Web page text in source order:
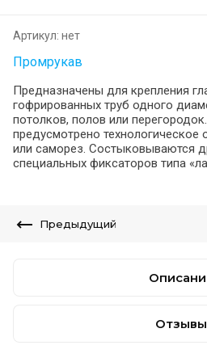
Артикул: нет
Промрукав
Предназначены для крепления
гофрированных труб одного
потолков, полов или
предусмотрено технологическое
или саморез. Состыковываются
специальных фиксаторов типа
Предыдущий
Отзывы